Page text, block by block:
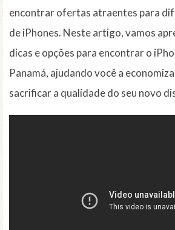
encontrar ofertas atraentes para
de iPhones. Neste artigo, vamos
dicas e opções para encontrar o
Panamá, ajudando você a
sacrificar a qualidade do seu novo